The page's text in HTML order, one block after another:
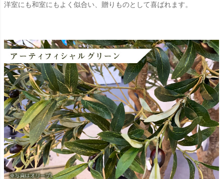
洋室にも和室にもよく似合い、贈りものとして喜ばれます。